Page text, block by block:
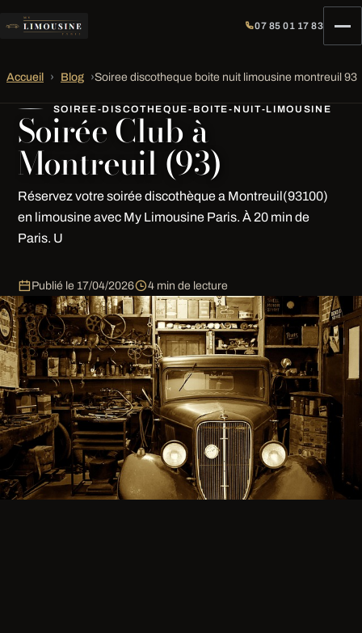
07 85 01 17 83
Accueil › Blog ›Soiree discotheque boite nuit limousine montreuil 93
SOIREE-DISCOTHEQUE-BOITE-NUIT-LIMOUSINE
Soirée Club à
Montreuil (93)
Réservez votre soirée discothèque a Montreuil(93100)
en limousine avec My Limousine Paris. À 20 min de
Paris. U
Publié le 17/04/2026 4 min de lecture